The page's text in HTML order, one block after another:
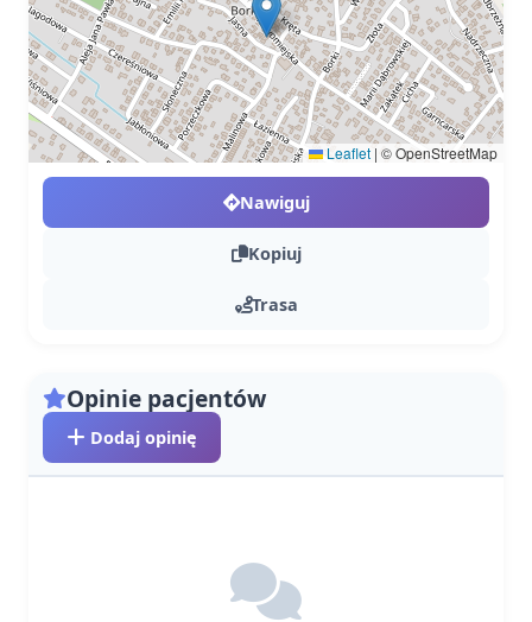
Leaflet | © OpenStreetMap
Nawiguj
Kopiuj
Trasa
Opinie pacjentów
Dodaj opinię